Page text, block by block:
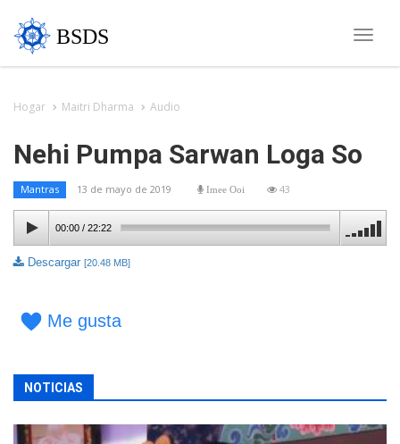
Toggle
BSDS
Hogar Maitri Dharma Audio
Nehi Pumpa Sarwan Loga So
Mantras 13 de mayo de 2019 Imee Ooi 43
00:00/ 22:22
Descargar [20.48 MB]
Me gusta
NOTICIAS